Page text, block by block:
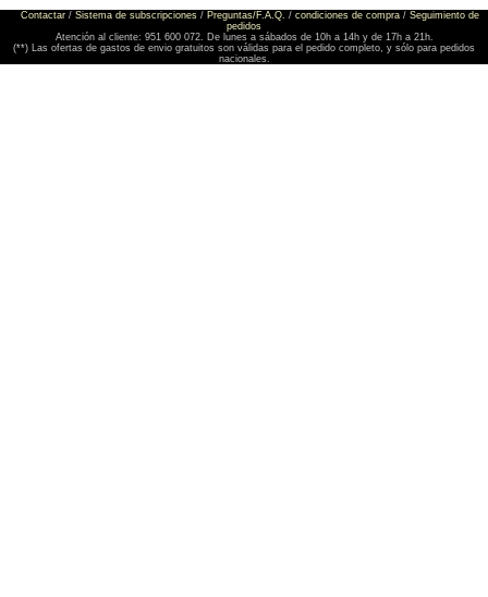
Contactar/ Sistema de subscripciones/ Preguntas/F.A.Q. / condiciones de compra/ Seguimiento de
pedidos
Atención al cliente: 951 600 072. De lunes a sábados de 10h a 14h y de 17h a 21h.
(**) Las ofertas de gastos de envio gratuitos son válidas para el pedido completo, y sólo para pedidos
nacionales.